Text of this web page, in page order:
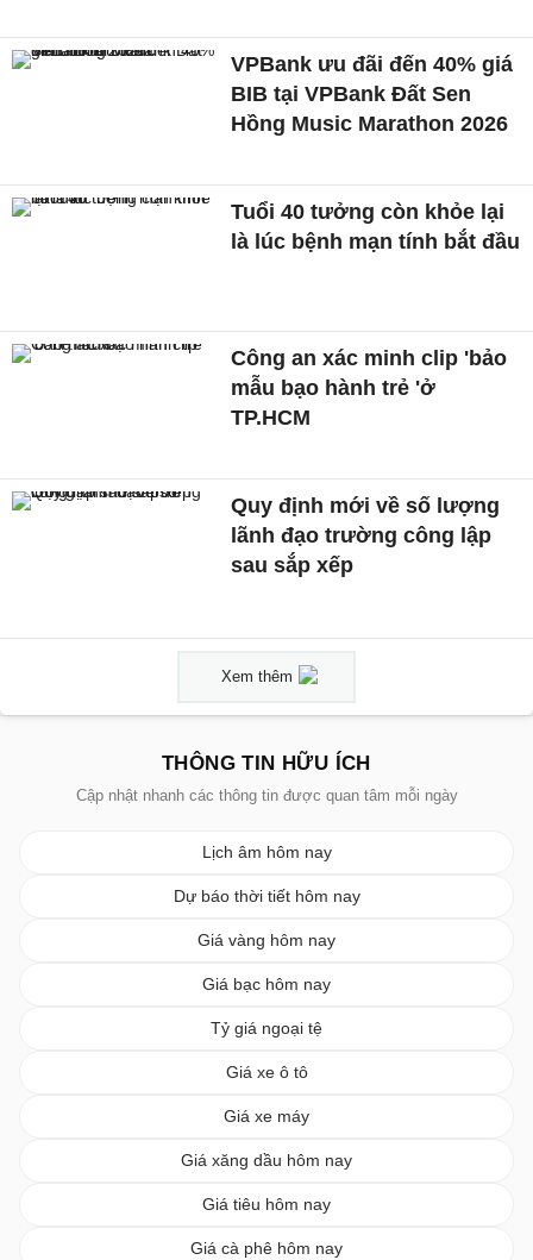
VPBank ưu đãi đến 40% giá
BIB tại VPBank Đất Sen
Hồng Music Marathon 2026
Tuổi 40 tưởng còn khỏe lại
là lúc bệnh mạn tính bắt đầu
Công an xác minh clip 'bảo
mẫu bạo hành trẻ 'ở
TP.HCM
Quy định mới về số lượng
lãnh đạo trường công lập
sau sắp xếp
Xem thêm
THÔNG TIN HỮU ÍCH
Cập nhật nhanh các thông tin được quan tâm mỗi ngày
Lịch âm hôm nay
Dự báo thời tiết hôm nay
Giá vàng hôm nay
Giá bạc hôm nay
Tỷ giá ngoại tệ
Giá xe ô tô
Giá xe máy
Giá xăng dầu hôm nay
Giá tiêu hôm nay
Giá cà phê hôm nay